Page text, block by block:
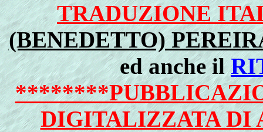
TRADUZIONE
(BENEDETTO)
ed anche il
DIGITALIZZATA DI